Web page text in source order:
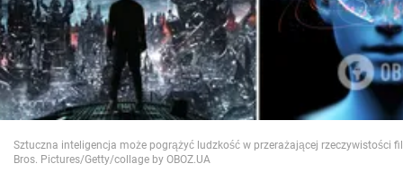
Świat
Jedzenie
Sztuczna inteligencja może pogrążyć ludzkość w przerażającej rzeczywistości
Bros. Pictures/Getty/collage by OBOZ.UA